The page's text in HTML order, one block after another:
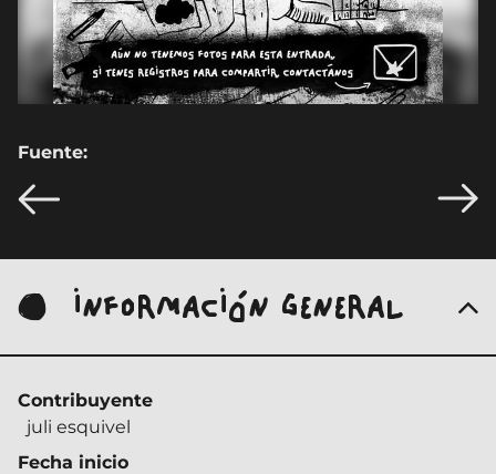
Fuente:
INFORMACIÓN GENERAL
Contribuyente
juli esquivel
Fecha inicio